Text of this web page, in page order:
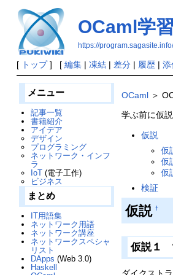
OCaml学
https://
[ トップ] [ 編集| 凍結| 差分| 履歴| 添
OCaml＞
学ぶ前に仮
仮説
仮
仮
仮
検証
仮説 †
仮説１
メニュー
記事一覧
書籍紹介
アイデア
デザイン
プログラミング
ネットワーク・インフ
ラ
IoT (電子工作)
ビジネス
まとめ
IT用語集
ネットワーク用語
ネットワーク講座
ネットワークスペシャ
リスト
DApps (Web 3.0)
Haskell